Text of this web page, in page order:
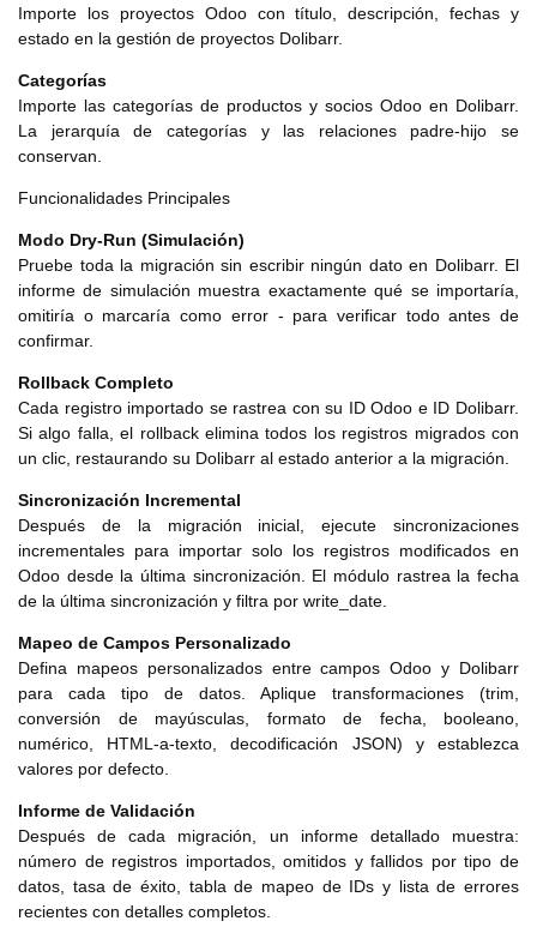
Importe los proyectos Odoo con título, descripción, fechas y
estado en la gestión de proyectos Dolibarr.
Categorías
Importe las categorías de productos y socios Odoo en Dolibarr.
La jerarquía de categorías y las relaciones padre-hijo se
conservan.
Funcionalidades Principales
Modo Dry-Run (Simulación)
Pruebe toda la migración sin escribir ningún dato en Dolibarr. El
informe de simulación muestra exactamente qué se importaría,
omitiría o marcaría como error - para verificar todo antes de
confirmar.
Rollback Completo
Cada registro importado se rastrea con su ID Odoo e ID Dolibarr.
Si algo falla, el rollback elimina todos los registros migrados con
un clic, restaurando su Dolibarr al estado anterior a la migración.
Sincronización Incremental
Después de la migración inicial, ejecute sincronizaciones
incrementales para importar solo los registros modificados en
Odoo desde la última sincronización. El módulo rastrea la fecha
de la última sincronización y filtra por write_date.
Mapeo de Campos Personalizado
Defina mapeos personalizados entre campos Odoo y Dolibarr
para cada tipo de datos. Aplique transformaciones (trim,
conversión de mayúsculas, formato de fecha, booleano,
numérico, HTML-a-texto, decodificación JSON) y establezca
valores por defecto.
Informe de Validación
Después de cada migración, un informe detallado muestra:
número de registros importados, omitidos y fallidos por tipo de
datos, tasa de éxito, tabla de mapeo de IDs y lista de errores
recientes con detalles completos.